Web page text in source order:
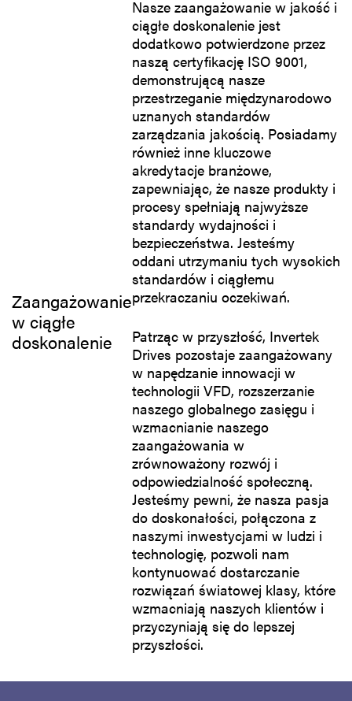
Zaangażowanie
w ciągłe
doskonalenie
Nasze zaangażowanie w jakość i
ciągłe doskonalenie jest
dodatkowo potwierdzone przez
naszą certyfikację ISO 9001,
demonstrującą nasze
przestrzeganie międzynarodowo
uznanych standardów
zarządzania jakością. Posiadamy
również inne kluczowe
akredytacje branżowe,
zapewniając, że nasze produkty i
procesy spełniają najwyższe
standardy wydajności i
bezpieczeństwa. Jesteśmy
oddani utrzymaniu tych wysokich
standardów i ciągłemu
przekraczaniu oczekiwań.
Patrząc w przyszłość, Invertek
Drives pozostaje zaangażowany
w napędzanie innowacji w
technologii VFD, rozszerzanie
naszego globalnego zasięgu i
wzmacnianie naszego
zaangażowania w
zrównoważony rozwój i
odpowiedzialność społeczną.
Jesteśmy pewni, że nasza pasja
do doskonałości, połączona z
naszymi inwestycjami w ludzi i
technologię, pozwoli nam
kontynuować dostarczanie
rozwiązań światowej klasy, które
wzmacniają naszych klientów i
przyczyniają się do lepszej
przyszłości.